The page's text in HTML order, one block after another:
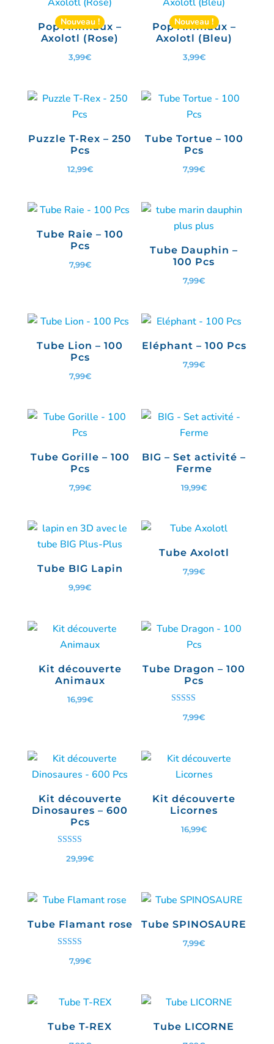
Nouveau !
Pop Animaux –
Axolotl (Rose)
3,99€
Nouveau !
Pop Animaux –
Axolotl (Bleu)
3,99€
Puzzle T-Rex – 250
Pcs
12,99€
Tube Tortue – 100
Pcs
7,99€
Tube Raie – 100
Pcs
7,99€
Tube Dauphin –
100 Pcs
7,99€
Tube Lion – 100
Pcs
7,99€
Eléphant – 100 Pcs
7,99€
Tube Gorille – 100
Pcs
7,99€
BIG – Set activité –
Ferme
19,99€
Tube BIG Lapin
9,99€
Tube Axolotl
7,99€
Kit découverte
Animaux
16,99€
Tube Dragon – 100
Pcs
5.00
7,99€
Kit découverte
Dinosaures – 600
Pcs
5.00
29,99€
Kit découverte
Licornes
16,99€
Tube Flamant rose
5.00
7,99€
Tube SPINOSAURE
7,99€
Tube T-REX Tube LICORNE